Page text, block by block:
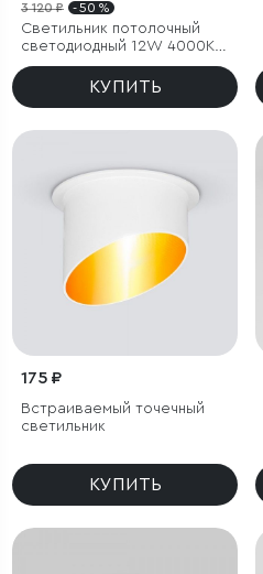
3 120 ₽ - 50 %
Светильник потолочный
светодиодный 12W 4000К
белый/чёрный
КУПИТЬ
175 ₽
Встраиваемый точечный
светильник
КУПИТЬ